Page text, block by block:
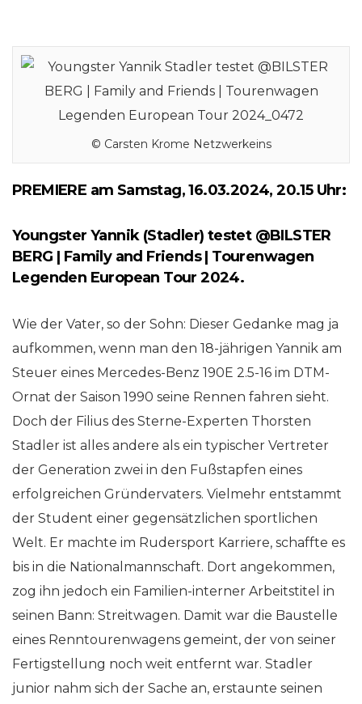
© Carsten Krome Netzwerkeins
PREMIERE am Samstag, 16.03.2024, 20.15 Uhr:
Youngster Yannik (Stadler) testet @BILSTER
BERG | Family and Friends | Tourenwagen
Legenden European Tour 2024.
Wie der Vater, so der Sohn: Dieser Gedanke mag ja
aufkommen, wenn man den 18-jährigen Yannik am
Steuer eines Mercedes-Benz 190E 2.5-16 im DTM-
Ornat der Saison 1990 seine Rennen fahren sieht.
Doch der Filius des Sterne-Experten Thorsten
Stadler ist alles andere als ein typischer Vertreter
der Generation zwei in den Fußstapfen eines
erfolgreichen Gründervaters. Vielmehr entstammt
der Student einer gegensätzlichen sportlichen
Welt. Er machte im Rudersport Karriere, schaffte es
bis in die Nationalmannschaft. Dort angekommen,
zog ihn jedoch ein Familien-interner Arbeitstitel in
seinen Bann: Streitwagen. Damit war die Baustelle
eines Renntourenwagens gemeint, der von seiner
Fertigstellung noch weit entfernt war. Stadler
junior nahm sich der Sache an, erstaunte seinen